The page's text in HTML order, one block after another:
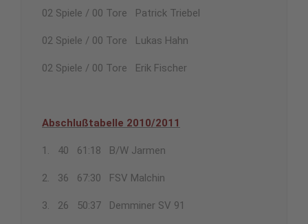
02 Spiele / 00 Tore Patrick Triebel
02 Spiele / 00 Tore Lukas Hahn
02 Spiele / 00 Tore Erik Fischer
Abschlußtabelle 2010/2011
1. 40 61:18 B/W Jarmen
2. 36 67:30 FSV Malchin
3. 26 50:37 Demminer SV 91